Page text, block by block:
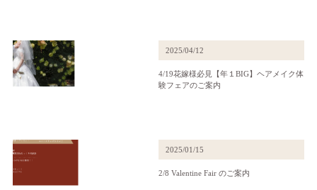
2025/04/12
4/19花嫁様必見【年１BIG】ヘアメイク体
験フェアのご案内
2025/01/15
2/8 Valentine Fair のご案内